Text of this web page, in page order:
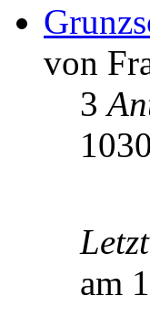
von
3
1030
am